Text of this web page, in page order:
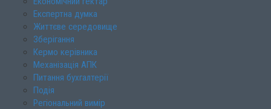
Експертна думка
Життєве середовище
Зберігання
Кермо керівника
Механізація АПК
Питання бухгалтерії
Подія
Регіональний вимір